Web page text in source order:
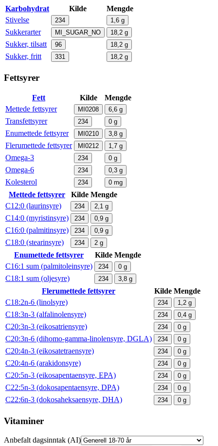
Karbohydrat Kilde
Mengde
Stivelse
234 1,6 g
Sukkerarter MI_SUGAR_NO 18,2 g
Sukker, tilsatt 96 18,2 g
Sukker, fritt 331 18,2 g
Fettsyrer
Fett Kilde
Mengde
Mettede fettsyrer
MI0208 6,6 g
Transfettsyrer 234 0 g
Enumettede fettsyrer MI0210 3,8 g
Flerumettede fettsyrer MI0212 1,7 g
Omega-3 234 0 g
Omega-6 234 0,3 g
Kolesterol 234 0 mg
Mettede fettsyrer Kilde Mengde
C12:0 (laurinsyre)
234 2,1 g
C14:0 (myristinsyre) 234 0,9 g
C16:0 (palmitinsyre) 234 0,9 g
C18:0 (stearinsyre) 234 2 g
Enumettede fettsyrer Kilde Mengde
C16:1 sum (palmitoleinsyre)
234 0 g
C18:1 sum (oljesyre) 234 3,8 g
Flerumettede fettsyrer Kilde Mengde
C18:2n-6 (linolsyre)
234 1,2 g
C18:3n-3 (alfalinolensyre) 234 0,4 g
C20:3n-3 (eikosatriensyre) 234 0 g
C20:3n-6 (dihomo-gamma-linolensyre, DGLA) 234 0 g
C20:4n-3 (eikosatetraensyre) 234 0 g
C20:4n-6 (arakidonsyre) 234 0 g
C20:5n-3 (eikosapentaensyre, EPA) 234 0 g
C22:5n-3 (dokosapentaensyre, DPA) 234 0 g
C22:6n-3 (dokosaheksaensyre, DHA) 234 0 g
Vitaminer
Anbefalt dagsinntak (AI)